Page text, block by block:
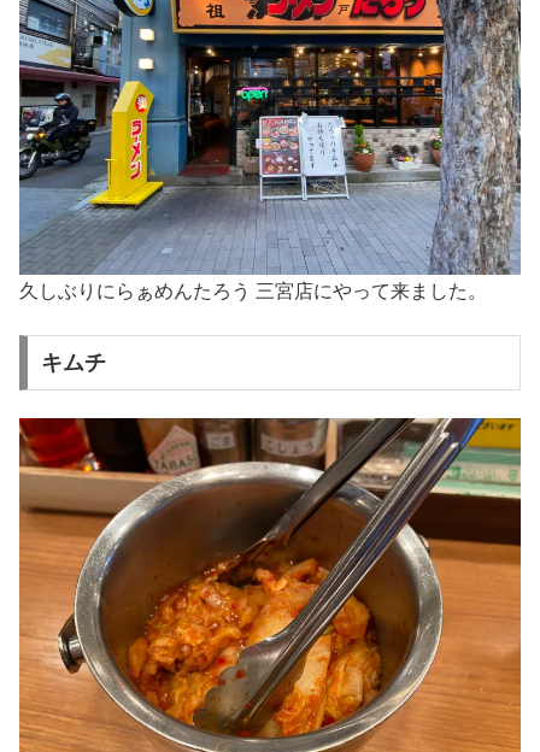
久しぶりにらぁめんたろう 三宮店にやって来ました。
キムチ